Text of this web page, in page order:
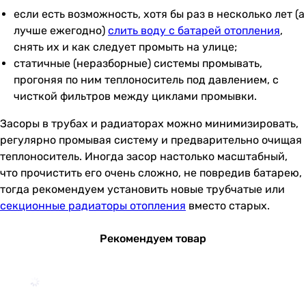
если есть возможность, хотя бы раз в несколько лет (а
лучше ежегодно) слить воду с батарей отопления,
снять их и как следует промыть на улице;
статичные (неразборные) системы промывать,
прогоняя по ним теплоноситель под давлением, с
чисткой фильтров между циклами промывки.
Засоры в трубах и радиаторах можно минимизировать,
регулярно промывая систему и предварительно очищая
теплоноситель. Иногда засор настолько масштабный,
что прочистить его очень сложно, не повредив батарею,
тогда рекомендуем установить новые трубчатые или
секционные радиаторы отопления вместо старых.
Рекомендуем товар